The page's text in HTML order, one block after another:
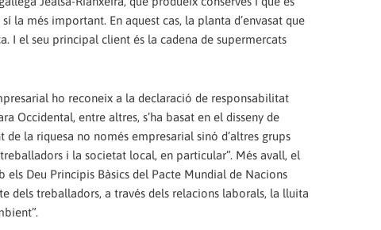
la més important. En aquest cas, la planta d’envasat que
I el seu principal client és la cadena de supermercats
ho reconeix a la declaració de responsabilitat
Occidental, entre altres, s’ha basat en el disseny de
la riquesa no només empresarial sinó d’altres grups
i la societat local, en particular”. Més avall, el
Deu Principis Bàsics del Pacte Mundial de Nacions
dels treballadors, a través dels relacions laborals, la lluita